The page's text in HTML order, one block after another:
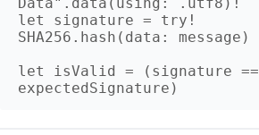
Data".data(using: .utf8)!
let signature = try!
SHA256.hash(data: message)
let isValid = (signature ==